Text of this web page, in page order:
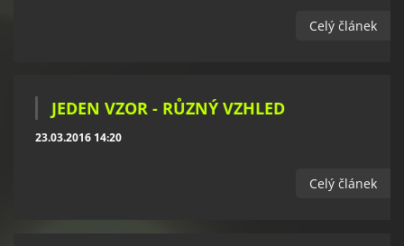
Celý článek
JEDEN VZOR - RŮZNÝ VZHLED
23.03.2016 14:20
Celý článek